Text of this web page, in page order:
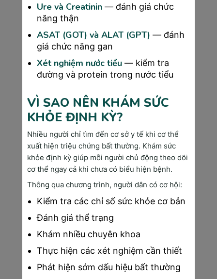
Đột biến gen di truyền chiếm khoảng 5-10%
các trường hợp ung thư. Những gen bị đột
biến phổ biến nhất bao gồm BRCA1 và
BRCA2 (liên quan ung thư vú và buồng
trứng), p53 (liên quan nhiều loại ung thư), và
MLH1, MSH2 (liên quan ung thư đại trực
tràng).
Lịch sử gia đình có ung thư làm tăng nguy cơ
mắc bệnh từ 2-5 lần tùy theo mức độ họ hàng
và số lượng thành viên bị ảnh hưởng. Tuy
nhiên, điều này không có nghĩa là con cháu
chắc chắn sẽ mắc bệnh mà chỉ có nguy cơ cao
hơn.
Tuổi tác là yếu tố nguy cơ không thể thay đổi.
Khoảng 77% các trường hợp ung thư được
hệ thống miễn dịch suy giảm và thời gian tích
lũy tác động của các yếu tố nguy cơ khác.
Sự khác biệt về giới tính cũng ảnh hưởng đến
nguy cơ ung thư. Nam giới có tỷ lệ mắc ung
thư cao hơn nữ giới (1.4:1) và tử vong nhiều
hơn (1.7:1), chủ yếu do lối sống và nghề
Ure và Creatinin— đánh giá chức
năng thận
ASAT (GOT) và ALAT (GPT) — đánh
giá chức năng gan
Xét nghiệm nước tiểu— kiểm tra
đường và protein trong nước tiểu
VÌ SAO NÊN KHÁM SỨC
KHỎE ĐỊNH KỲ?
Nhiều người chỉ tìm đến cơ sở y tế khi cơ thể
xuất hiện triệu chứng bất thường. Khám sức
khỏe định kỳ giúp mỗi người chủ động theo dõi
cơ thể ngay cả khi chưa có biểu hiện bệnh.
Thông qua chương trình, người dân có cơ hội:
Kiểm tra các chỉ số sức khỏe cơ bản
Đánh giá thể trạng
Khám nhiều chuyên khoa
Thực hiện các xét nghiệm cần thiết
Phát hiện sớm dấu hiệu bất thường